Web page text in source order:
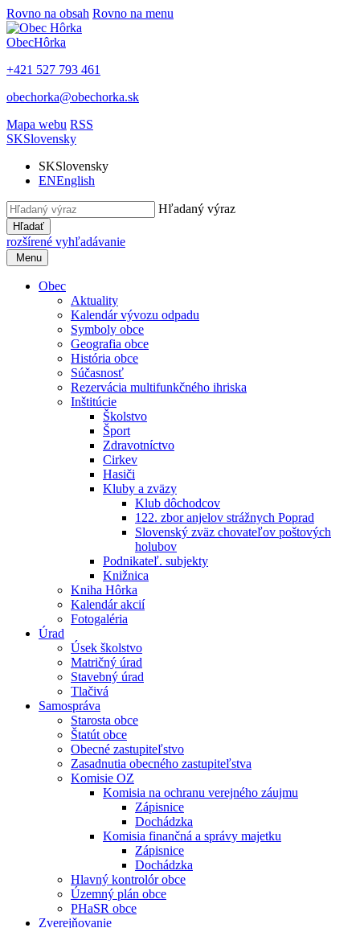
Rovno na obsah Rovno na menu
ObecHôrka
+421 527 793 461
obechorka@obechorka.sk
Mapa webu RSS
SKSlovensky
SKSlovensky
ENEnglish
Hľadaný výraz
Hľadať
rozšírené vyhľadávanie
Menu
Obec
Aktuality
Kalendár vývozu odpadu
Symboly obce
Geografia obce
História obce
Súčasnosť
Rezervácia multifunkčného ihriska
Inštitúcie
Školstvo
Šport
Zdravotníctvo
Cirkev
Hasiči
Kluby a zväzy
Klub dôchodcov
122. zbor anjelov strážnych Poprad
Slovenský zväz chovateľov poštových
holubov
Podnikateľ. subjekty
Knižnica
Kniha Hôrka
Kalendár akcií
Fotogaléria
Úrad
Úsek školstvo
Matričný úrad
Stavebný úrad
Tlačivá
Samospráva
Starosta obce
Štatút obce
Obecné zastupiteľstvo
Zasadnutia obecného zastupiteľstva
Komisie OZ
Komisia na ochranu verejného záujmu
Zápisnice
Dochádzka
Komisia finančná a správy majetku
Zápisnice
Dochádzka
Hlavný kontrolór obce
Územný plán obce
PHaSR obce
Zverejňovanie